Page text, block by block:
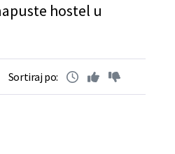
hostel u
Sortiraj po: